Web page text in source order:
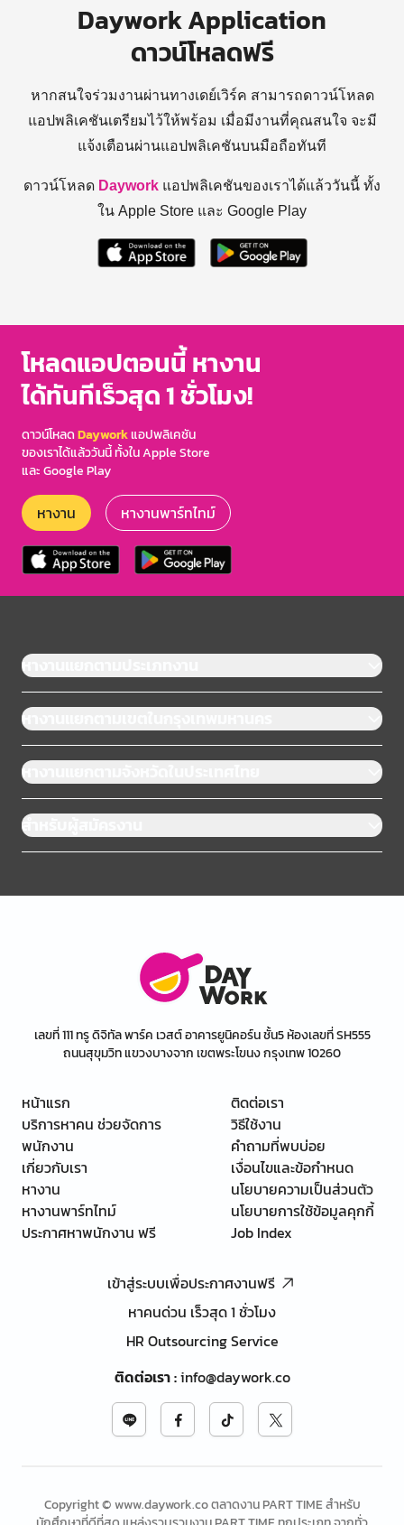
Daywork Application
ดาวน์โหลดฟรี
หากสนใจร่วมงานผ่านทางเดย์เวิร์ค สามารถดาวน์โหลด
แอปพลิเคชันเตรียมไว้ให้พร้อม เมื่อมีงานที่คุณสนใจ จะมี
แจ้งเตือนผ่านแอปพลิเคชันบนมือถือทันที
ดาวน์โหลด Daywork แอปพลิเคชันของเราได้แล้ววันนี้ ทั้ง
ใน Apple Store และ Google Play
โหลดแอปตอนนี้ หางาน
ได้ทันทีเร็วสุด 1 ชั่วโมง!
ดาวน์โหลดDayworkแอปพลิเคชัน
ของเราได้แล้ววันนี้ ทั้งใน Apple Store
และ Google Play
หางาน หางานพาร์ทไทม์
หางานแยกตามประเภทงาน
หางานแยกตามเขตในกรุงเทพมหานคร
หางานแยกตามจังหวัดในประเทศไทย
สำหรับผู้สมัครงาน
เลขที่ 111 ทรู ดิจิทัล พาร์ค เวสต์ อาคารยูนิคอร์น ชั้น5 ห้องเลขที่ SH555
ถนนสุขุมวิท แขวงบางจาก เขตพระโขนง กรุงเทพ 10260
หน้าแรก
บริการหาคน ช่วยจัดการ
พนักงาน
เกี่ยวกับเรา
หางาน
หางานพาร์ทไทม์
ประกาศหาพนักงาน ฟรี
ติดต่อเรา
วิธีใช้งาน
คำถามที่พบบ่อย
เงื่อนไขและข้อกำหนด
นโยบายความเป็นส่วนตัว
นโยบายการใช้ข้อมูลคุกกี้
Job Index
เข้าสู่ระบบเพื่อประกาศงานฟรี
หาคนด่วน เร็วสุด 1 ชั่วโมง
HR Outsourcing Service
ติดต่อเรา:info@daywork.co
Copyright © www.daywork.co ตลาดงาน PART TIME สำหรับ